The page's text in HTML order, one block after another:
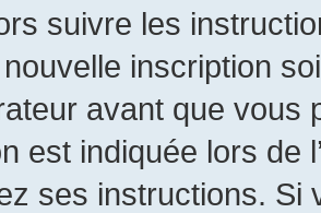
suivre les
inscription
avant que
est indiquée lors de
ses instructions. Si